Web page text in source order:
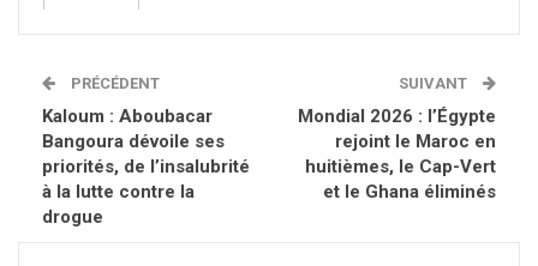
PRÉCÉDENT
Kaloum : Aboubacar
Bangoura dévoile ses
priorités, de l’insalubrité
à la lutte contre la
drogue
SUIVANT
Mondial 2026 : l’Égypte
rejoint le Maroc en
huitièmes, le Cap-Vert
et le Ghana éliminés